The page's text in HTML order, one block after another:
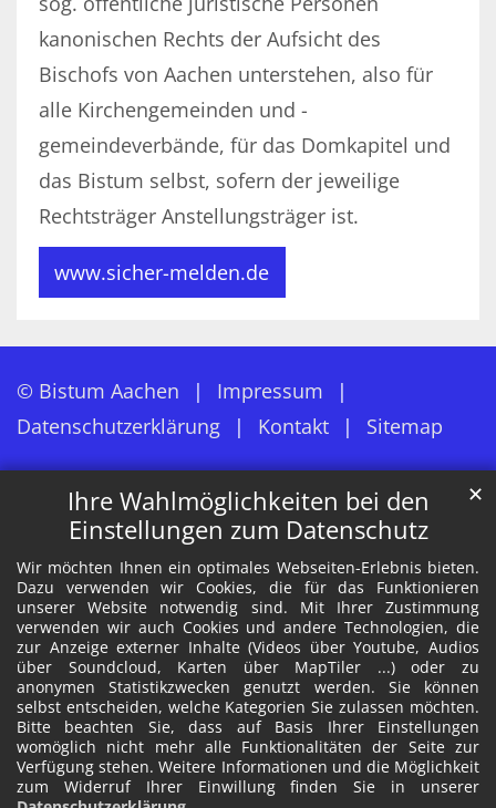
Ihre Wahlmöglichkeiten bei den
Einstellungen zum Datenschutz
Wir möchten Ihnen ein optimales Webseiten-Erlebnis bieten.
Dazu verwenden wir Cookies, die für das Funktionieren
unserer Website notwendig sind. Mit Ihrer Zustimmung
verwenden wir auch Cookies und andere Technologien, die
zur Anzeige externer Inhalte (Videos über Youtube, Audios
über Soundcloud, Karten über MapTiler ...) oder zu
anonymen Statistikzwecken genutzt werden. Sie können
selbst entscheiden, welche Kategorien Sie zulassen möchten.
Bitte beachten Sie, dass auf Basis Ihrer Einstellungen
womöglich nicht mehr alle Funktionalitäten der Seite zur
Verfügung stehen. Weitere Informationen und die Möglichkeit
zum Widerruf Ihrer Einwillung finden Sie in unserer
✕
kanonischen Rechts der Aufsicht des
Bischofs von Aachen unterstehen, also für
alle Kirchengemeinden und -
gemeindeverbände, für das Domkapitel und
das Bistum selbst, sofern der jeweilige
Rechtsträger Anstellungsträger ist.
www.sicher-melden.de
© Bistum Aachen
Impressum
Datenschutzerklärung
Kontakt Sitemap